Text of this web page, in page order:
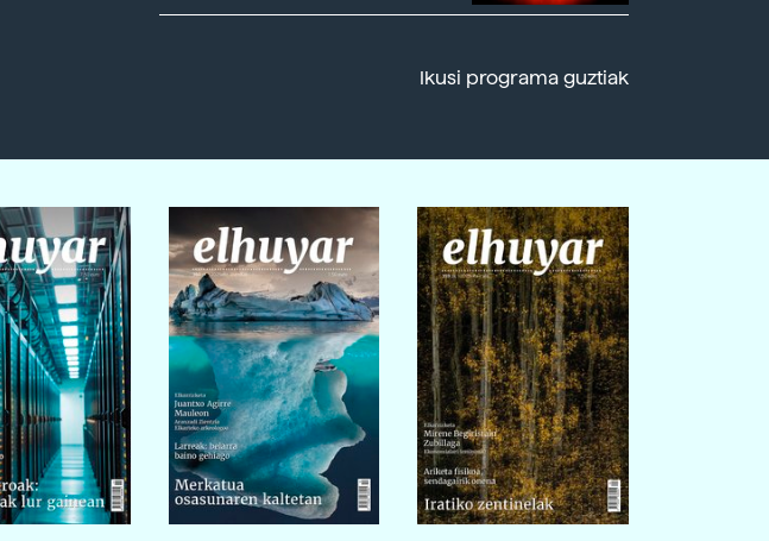
Ikusi programa guztiak